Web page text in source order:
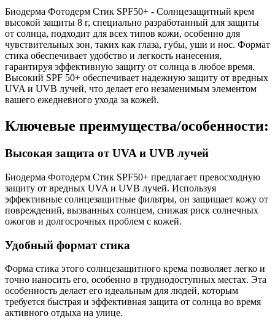
Биодерма Фотодерм Стик SPF50+ - Солнцезащитный крем
высокой защиты 8 г, специально разработанный для защиты
от солнца, подходит для всех типов кожи, особенно для
чувствительных зон, таких как глаза, губы, уши и нос. Формат
стика обеспечивает удобство и легкость нанесения,
гарантируя эффективную защиту от солнца в любое время.
Высокий SPF 50+ обеспечивает надежную защиту от вредных
UVA и UVB лучей, что делает его незаменимым элементом
вашего ежедневного ухода за кожей.
Ключевые преимущества/особенности:
Высокая защита от UVA и UVB лучей
Биодерма Фотодерм Стик SPF50+ предлагает превосходную
защиту от вредных UVA и UVB лучей. Используя
эффективные солнцезащитные фильтры, он защищает кожу от
повреждений, вызванных солнцем, снижая риск солнечных
ожогов и долгосрочных проблем с кожей.
Удобный формат стика
Форма стика этого солнцезащитного крема позволяет легко и
точно наносить его, особенно в труднодоступных местах. Эта
особенность делает его идеальным для людей, которым
требуется быстрая и эффективная защита от солнца во время
активного отдыха на улице.